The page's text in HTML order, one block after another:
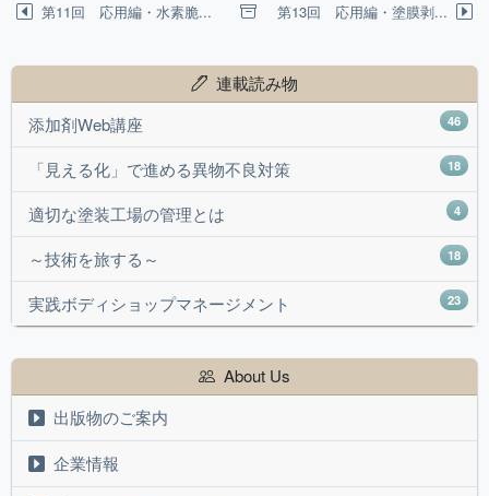
第11回 応用編・水素脆... 第13回 応用編・塗膜剥...
連載読み物
添加剤Web講座
46
「見える化」で進める異物不良対策 18
適切な塗装工場の管理とは 4
～技術を旅する～ 18
実践ボディショップマネージメント 23
About Us
出版物のご案内
企業情報